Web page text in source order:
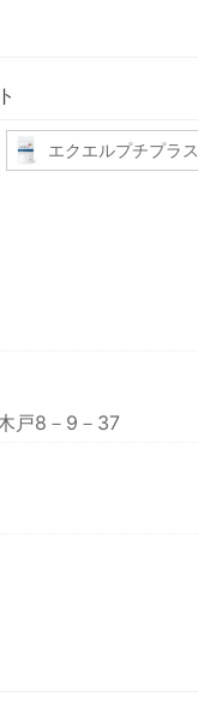
エクエルプチプラス
戸8－9－37